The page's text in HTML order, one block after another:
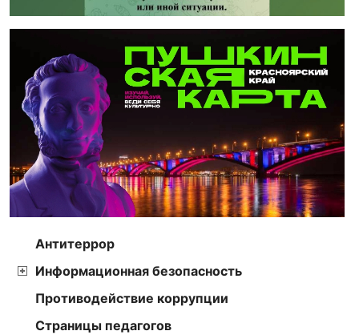
Антитеррор
Информационная безопасность
Противодействие коррупции
Страницы педагогов